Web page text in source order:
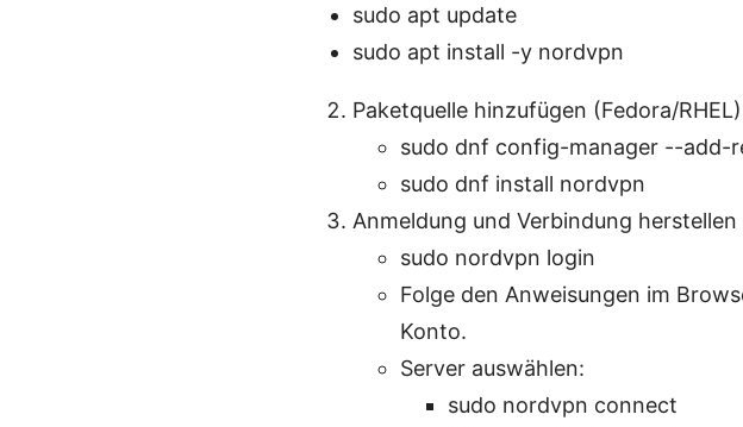
sudo apt update
sudo apt install -y nordvpn
Paketquelle hinzufügen (Fedora/RHEL)
sudo dnf config-manager --add-
sudo dnf install nordvpn
Anmeldung und Verbindung herstellen
sudo nordvpn login
Folge den Anweisungen im
Konto.
Server auswählen:
sudo nordvpn connect